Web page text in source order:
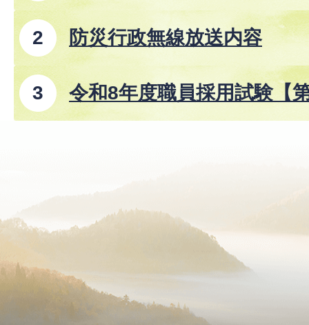
防災行政無線放送内容
令和8年度職員採用試験【